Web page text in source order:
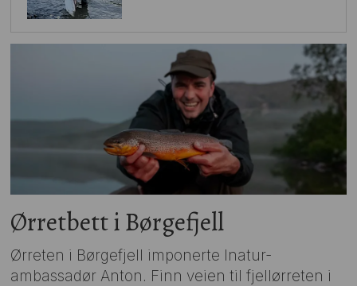
Ørretbett i Børgefjell
Ørreten i Børgefjell imponerte Inatur-
ambassadør Anton. Finn veien til fjellørreten i